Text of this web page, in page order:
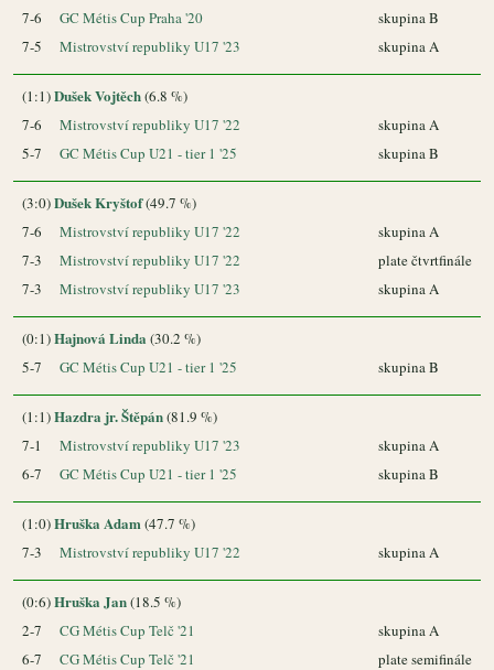
7-6
GC Métis Cup Praha '20
skupina B
7-5
Mistrovství republiky U17 '23 skupina A
(1:1)Dušek Vojtěch(6.8 %)
7-6
Mistrovství republiky U17 '22
skupina A
5-7
GC Métis Cup U21 - tier 1 '25 skupina B
(3:0)Dušek Kryštof(49.7 %)
7-6
Mistrovství republiky U17 '22
skupina A
7-3
Mistrovství republiky U17 '22
plate čtvrtfinále
7-3
Mistrovství republiky U17 '23 skupina A
(0:1)Hajnová Linda (30.2 %)
5-7
GC Métis Cup U21 - tier 1 '25 skupina B
(1:1)Hazdra jr. Štěpán(81.9 %)
7-1
Mistrovství republiky U17 '23
skupina A
6-7
GC Métis Cup U21 - tier 1 '25 skupina B
(1:0)Hruška Adam (47.7 %)
7-3
Mistrovství republiky U17 '22 skupina A
(0:6)Hruška Jan(18.5 %)
2-7
CG Métis Cup Telč '21
skupina A
6-7
CG Métis Cup Telč '21
plate semifinále